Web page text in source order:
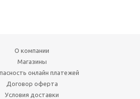
О компании
Магазины
онлайн платежей
Договор оферта
Условия доставки